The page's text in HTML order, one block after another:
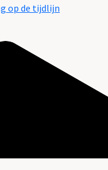
op de tijdlijn